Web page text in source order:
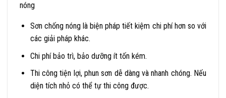
nóng
Sơn chống nóng là biện pháp tiết kiệm chi phí hơn so với
các giải pháp khác.
Chi phí bảo trì, bảo dưỡng ít tốn kém.
Thi công tiện lợi, phun sơn dễ dàng và nhanh chóng. Nếu
diện tích nhỏ có thể tự thi công được.